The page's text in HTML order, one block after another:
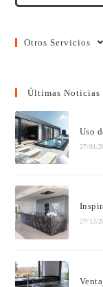
Otros Servicios
Últimas Noticias
Uso
27/01/
27/12/